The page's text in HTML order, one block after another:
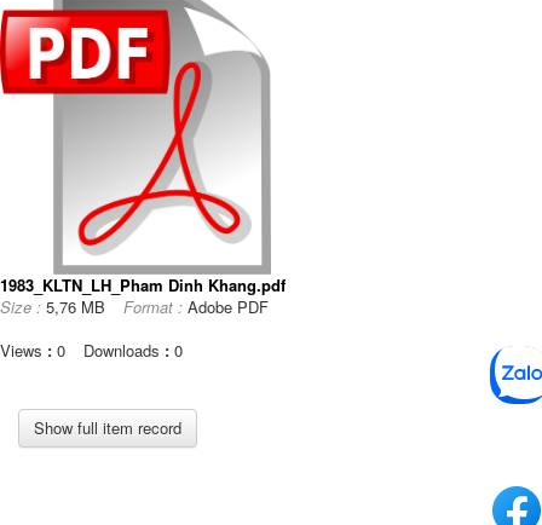
1983_KLTN_LH_Pham Dinh Khang.pdf
Size : 5,76 MB Format : Adobe PDF
Views : 0 Downloads : 0
Show full item record